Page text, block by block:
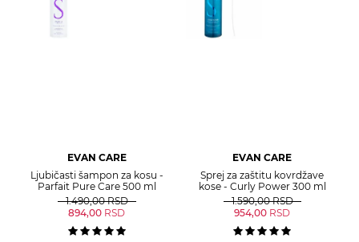
EVAN CARE
Ljubičasti šampon za kosu -
Parfait Pure Care 500 ml
1.490,00 RSD
894,00 RSD
EVAN CARE
Sprej za zaštitu kovrdžave
kose - Curly Power 300 ml
1.590,00 RSD
954,00 RSD